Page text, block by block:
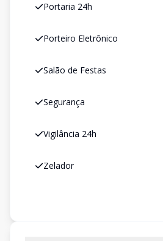
Portaria 24h
Porteiro Eletrônico
Salão de Festas
Segurança
Vigilância 24h
Zelador